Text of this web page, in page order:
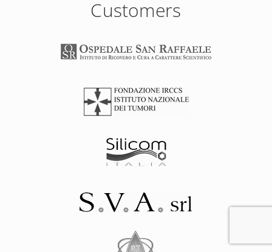
Customers